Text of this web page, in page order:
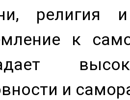
религия
к
и